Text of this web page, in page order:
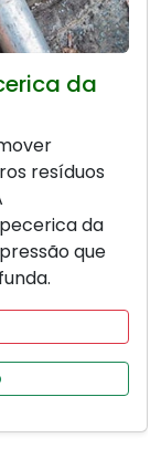
da
resíduos
da
que